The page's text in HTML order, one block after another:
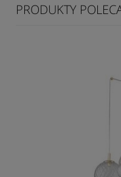
PRODUKTY